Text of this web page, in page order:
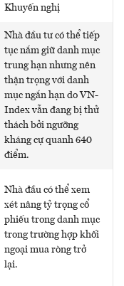
Khuyến nghị
Nhà đầu tư có thể tiếp
tục nắm giữ danh mục
trung hạn nhưng nên
thận trọng với danh
mục ngắn hạn do VN-
Index vẫn đang bị thử
thách bởi ngưỡng
kháng cự quanh 640
điểm.
Nhà đầu có thể xem
xét nâng tỷ trọng cổ
phiếu trong danh mục
trong trường hợp khối
ngoại mua ròng trở
lại.